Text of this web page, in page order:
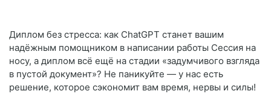
Диплом без стресса: как ChatGPT станет вашим
надёжным помощником в написании работы Сессия на
носу, а диплом всё ещё на стадии «задумчивого взгляда
в пустой документ»? Не паникуйте — у нас есть
решение, которое сэкономит вам время, нервы и силы!